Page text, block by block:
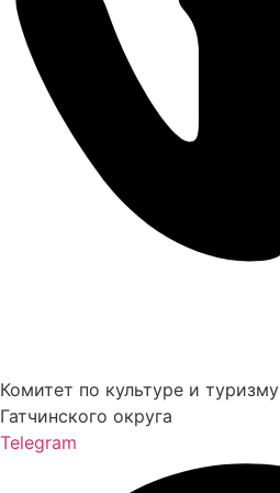
Комитет по культуре и туризму
Гатчинского округа
Telegram